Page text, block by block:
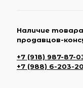
Наличие
продавцов-
+7 (918) 987-87-
+7 (988) 6-203-